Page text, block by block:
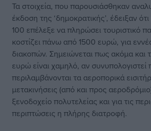
Τα στοιχεία, που παρουσιάσθηκαν
έκδοση της ‘δημοκρατικής’, έδειξαν
100 επέλεξε να πληρώσει τουριστικό
κοστίζει πάνω από 1500 ευρώ, για
διακοπών. Σημειώνεται πως ακόμα και
ευρώ είναι χαμηλό, αν
περιλαμβάνονται τα αεροπορικά
μετακινήσεις (από και προς
ξενοδοχείο πολυτελείας και για τις
περιπτώσεις η πλήρης διατροφή.